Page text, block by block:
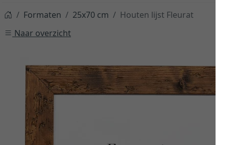
Formaten 25x70 cm
Houten lijst Fleurat
Naar overzicht